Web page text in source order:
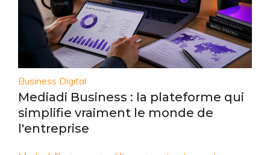
Business Digital
Mediadi Business : la plateforme qui
simplifie vraiment le monde de
l'entreprise